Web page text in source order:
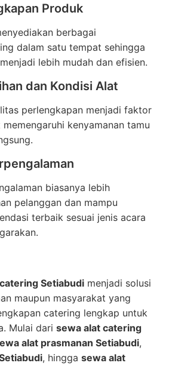
Produk
berbagai
dalam satu tempat sehingga
lebih mudah dan efisien.
dan Kondisi Alat
perlengkapan menjadi faktor
kenyamanan tamu
biasanya lebih
pelanggan dan mampu
terbaik sesuai jenis acara
Setiabudimenjadi solusi
maupun masyarakat yang
catering lengkap untuk
Mulai dari sewa alat catering
alat prasmanan Setiabudi,
, hingga sewa alat